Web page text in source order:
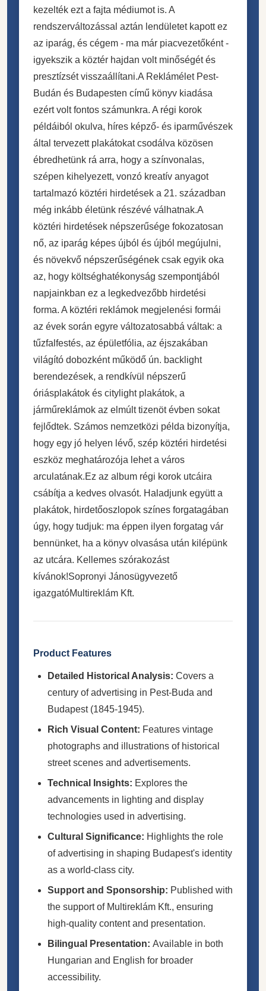
kezelték ezt a fajta médiumot is. A
rendszerváltozással aztán lendületet kapott ez
az iparág, és cégem - ma már piacvezetőként -
igyekszik a köztér hajdan volt minőségét és
presztízsét visszaállítani.A Reklámélet Pest-
Budán és Budapesten című könyv kiadása
ezért volt fontos számunkra. A régi korok
példáiból okulva, híres képző- és iparművészek
által tervezett plakátokat csodálva közösen
ébredhetünk rá arra, hogy a színvonalas,
szépen kihelyezett, vonzó kreatív anyagot
tartalmazó köztéri hirdetések a 21. században
még inkább életünk részévé válhatnak.A
köztéri hirdetések népszerűsége fokozatosan
nő, az iparág képes újból és újból megújulni,
és növekvő népszerűségének csak egyik oka
az, hogy költséghatékonyság szempontjából
napjainkban ez a legkedvezőbb hirdetési
forma. A köztéri reklámok megjelenési formái
az évek során egyre változatosabbá váltak: a
tűzfalfestés, az épületfólia, az éjszakában
világító dobozként működő ún. backlight
berendezések, a rendkívül népszerű
óriásplakátok és citylight plakátok, a
járműreklámok az elmúlt tizenöt évben sokat
fejlődtek. Számos nemzetközi példa bizonyítja,
hogy egy jó helyen lévő, szép köztéri hirdetési
eszköz meghatározója lehet a város
arculatának.Ez az album régi korok utcáira
csábítja a kedves olvasót. Haladjunk együtt a
plakátok, hirdetőoszlopok színes forgatagában
úgy, hogy tudjuk: ma éppen ilyen forgatag vár
bennünket, ha a könyv olvasása után kilépünk
az utcára. Kellemes szórakozást
kívánok!Sopronyi Jánosügyvezető
igazgatóMultireklám Kft.
Product Features
Detailed Historical Analysis: Covers a
century of advertising in Pest-Buda and
Budapest (1845-1945).
Rich Visual Content: Features vintage
photographs and illustrations of historical
street scenes and advertisements.
Technical Insights: Explores the
advancements in lighting and display
technologies used in advertising.
Cultural Significance: Highlights the role
of advertising in shaping Budapest's identity
as a world-class city.
Support and Sponsorship: Published with
the support of Multireklám Kft., ensuring
high-quality content and presentation.
Bilingual Presentation: Available in both
Hungarian and English for broader
accessibility.